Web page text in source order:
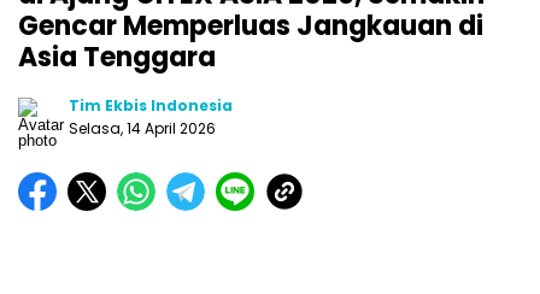
Gencar Memperluas Jangkauan di
Asia Tenggara
Tim Ekbis Indonesia
Selasa, 14 April 2026